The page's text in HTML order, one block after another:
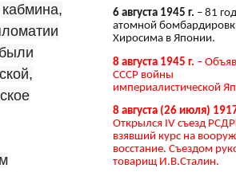
6 августа 1945 г. – 81 год
атомной
Хиросима в Японии.
8 августа 1945 г. –
СССР войны
империалистической
8 августа (26 июля)
Открылся IV съезд
взявший курс на
восстание. Съездом
товарищ И.В.Сталин.